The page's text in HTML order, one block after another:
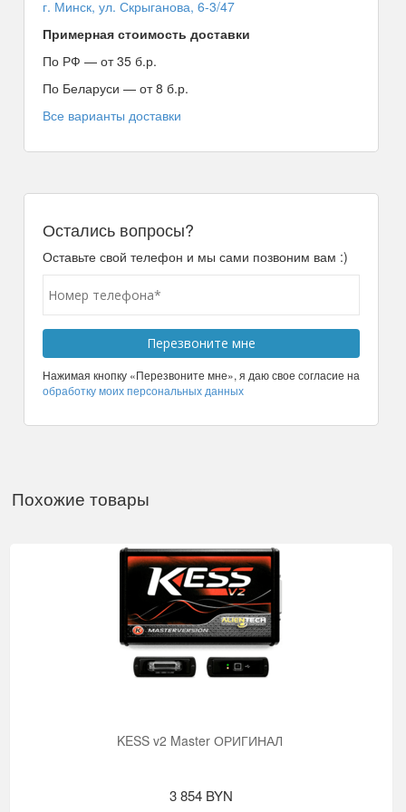
г. Минск, ул. Скрыганова, 6-3/47
Примерная стоимость доставки
По РФ — от 35 б.р.
По Беларуси — от 8 б.р.
Все варианты доставки
Остались вопросы?
Оставьте свой телефон и мы сами позвоним вам :)
Нажимая кнопку «Перезвоните мне», я даю свое согласие на
обработку моих персональных данных
Похожие товары
KESS v2 Master ОРИГИНАЛ
3 854 BYN